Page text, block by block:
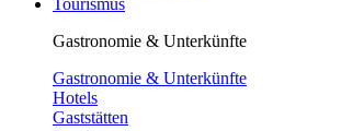
Tourismus
Gastronomie & Unterkünfte
Gastronomie & Unterkünfte
Hotels
Gaststätten